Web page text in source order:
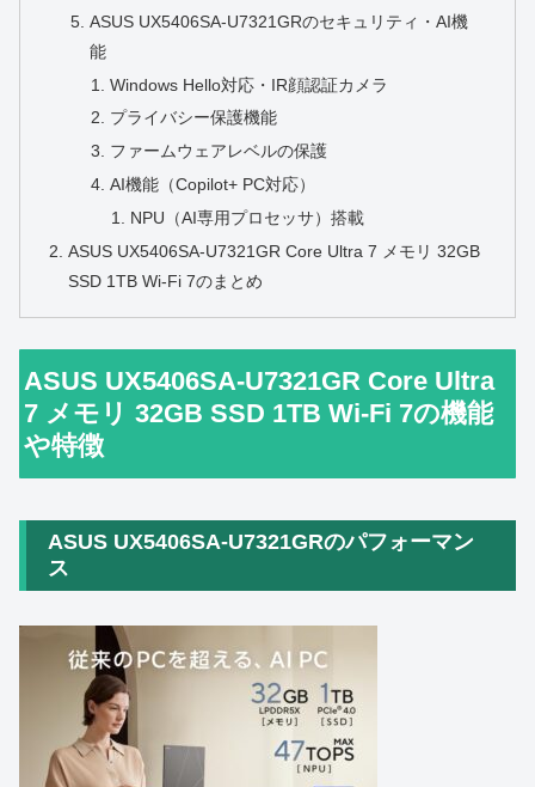
ASUS UX5406SA-U7321GRのセキュリティ・AI機
能
Windows Hello対応・IR顔認証カメラ
プライバシー保護機能
ファームウェアレベルの保護
AI機能（Copilot+ PC対応）
NPU（AI専用プロセッサ）搭載
ASUS UX5406SA-U7321GR Core Ultra 7 メモリ 32GB
SSD 1TB Wi-Fi 7のまとめ
ASUS UX5406SA-U7321GR Core Ultra
7 メモリ 32GB SSD 1TB Wi-Fi 7の機能
や特徴
ASUS UX5406SA-U7321GRのパフォーマン
ス